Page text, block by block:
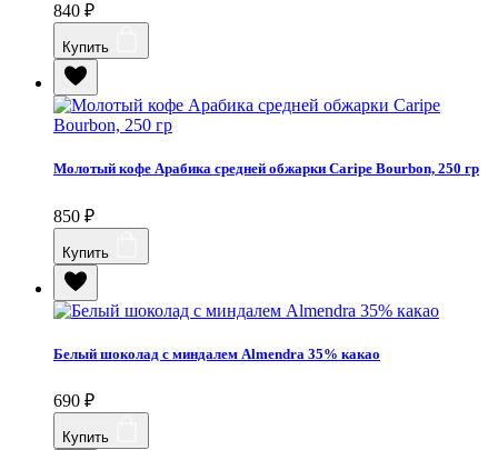
840 ₽
Купить
Молотый кофе Арабика средней обжарки Caripe Bourbon, 250 гр
850 ₽
Купить
Белый шоколад с миндалем Almendra 35% какао
690 ₽
Купить